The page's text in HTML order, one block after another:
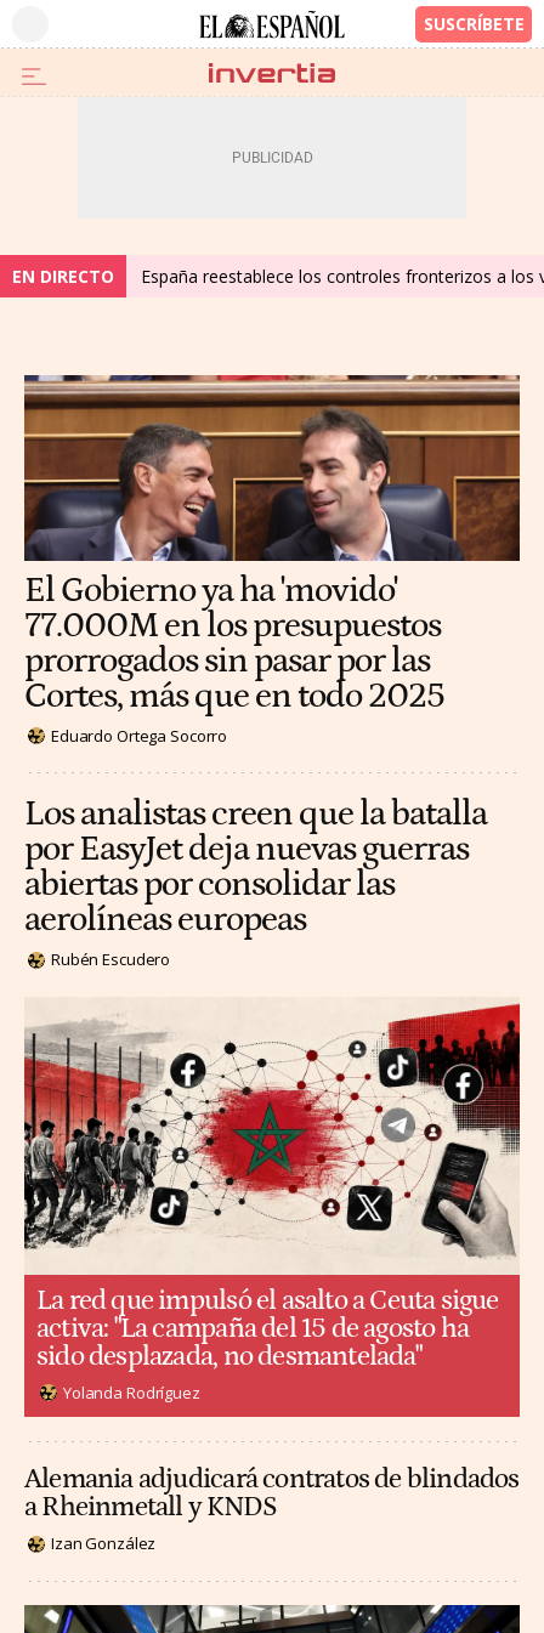
EN DIRECTO España reestablece los controles fronterizos a
El Gobierno ya ha 'movido'
77.000M en los presupuestos
prorrogados sin pasar por las
Cortes, más que en todo 2025
Eduardo Ortega Socorro
Los analistas creen que la batalla
por EasyJet deja nuevas guerras
abiertas por consolidar las
aerolíneas europeas
Rubén Escudero
La red que impulsó el asalto a Ceuta sigue
activa: "La campaña del 15 de agosto ha
sido desplazada, no desmantelada"
Yolanda Rodríguez
Alemania adjudicará contratos de blindados
a Rheinmetall y KNDS
Izan González